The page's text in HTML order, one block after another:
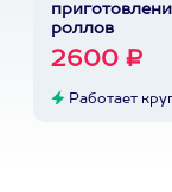
роллов
2600 ₽
Работает